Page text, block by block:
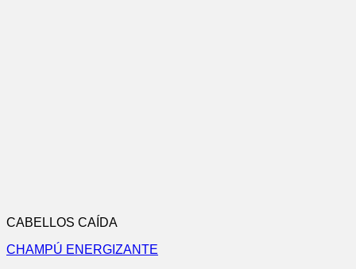
CABELLOS CAÍDA
CHAMPÚ ENERGIZANTE